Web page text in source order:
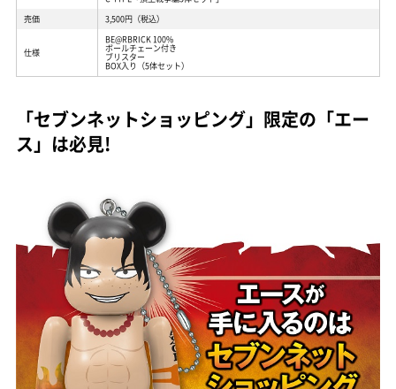
売価
3,500円（税込）
仕様
BE@RBRICK 100%
ボールチェーン付き
ブリスター
BOX入り（5体セット）
「セブンネットショッピング」限定の「エー
ス」は必見!